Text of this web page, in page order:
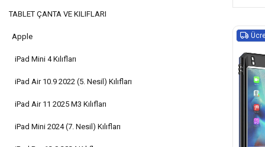
TABLET ÇANTA VE KILIFLARI
Apple
iPad Mini 4 Kılıfları
iPad Air 10.9 2022 (5. Nesil) Kılıfları
iPad Air 11 2025 M3 Kılıfları
iPad Mini 2024 (7. Nesil) Kılıfları